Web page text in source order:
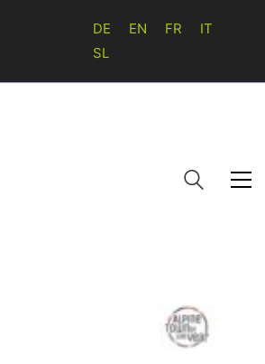
DE EN FR
IT
SL